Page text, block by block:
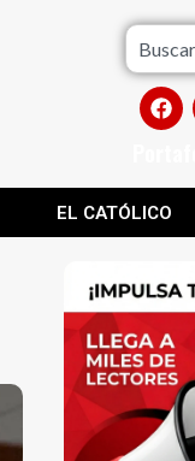
EL CATÓLICO